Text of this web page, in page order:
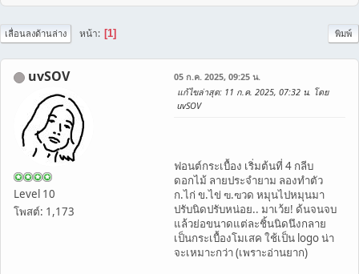
พิมพ์
เลื่อนลงด้านล่าง หน้า 1
uvSOV
Level 10
โพสต์: 1,173
05 ก.ค. 2025, 09:25 น.
แก้ไขล่าสุด: 11 ก.ค. 2025, 07:32 น. โดย
uvSOV
ฟอนต์กระเบื้อง เริ่มต้นที่ 4 กลีบ
ดอกไม้ ลายประจำยาม ลองทำตัว
ก.ไก่ ข.ไข่ ฃ.ฃวด หมุนไปหมุนมา
ปรับนิดปรับหน่อย.. มาเว้ย! ด้นจนจบ
แล้วย่อขนาดแต่ละชิ้นนิดนึงกลาย
เป็นกระเบื้องโมเสค ใช้เป็น logo น่า
จะเหมาะกว่า (เพราะอ่านยาก)